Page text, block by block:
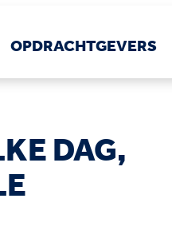
OPDRACHTGEVERS
DAG,